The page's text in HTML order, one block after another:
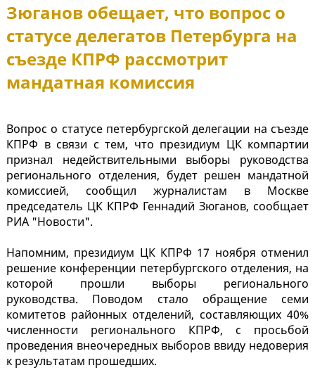
Зюганов обещает, что вопрос о
статусе делегатов Петербурга на
съезде КПРФ рассмотрит
мандатная комиссия
Вопрос о статусе петербургской делегации на съезде
КПРФ в связи с тем, что президиум ЦК компартии
признал недействительными выборы руководства
регионального отделения, будет решен мандатной
комиссией, сообщил журналистам в Москве
председатель ЦК КПРФ Геннадий Зюганов, сообщает
РИА "Новости".
Напомним, президиум ЦК КПРФ 17 ноября отменил
решение конференции петербургского отделения, на
которой прошли выборы регионального
руководства. Поводом стало обращение семи
комитетов районных отделений, составляющих 40%
численности регионального КПРФ, с просьбой
проведения внеочередных выборов ввиду недоверия
к результатам прошедших.